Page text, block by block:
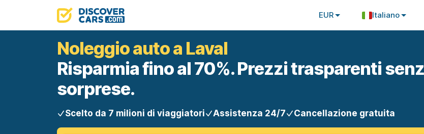
EUR Italiano
Noleggio auto a Laval
Risparmia fino al 70%. Prezzi trasparenti
sorprese.
Scelto da 7 milioni di viaggiatori Assistenza 24/7 Cancellazione gratuita